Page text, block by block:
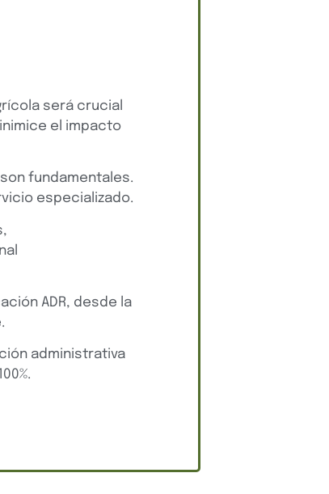
será crucial
el impacto
fundamentales.
especializado.
ADR, desde la
administrativa